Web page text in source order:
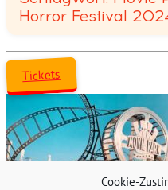
Cookie-
Horror Festival
Tickets